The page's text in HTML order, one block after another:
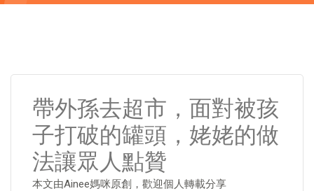
帶外孫去超市，面對被孩
子打破的罐頭，姥姥的做
法讓眾人點贊
本文由Ainee媽咪原創，歡迎個人轉載分享